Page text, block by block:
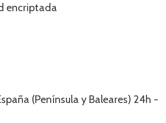
encriptada
(Península y Baleares) 24h -